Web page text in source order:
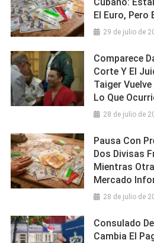
El Euro, Pero
29 de julio de
Comparece
Corte Y El
Taiger
Lo Que
28 de julio de
Pausa Con
Dos Divisas
Mientras Otra
Mercado
28 de julio de
Consulado
Cambia El